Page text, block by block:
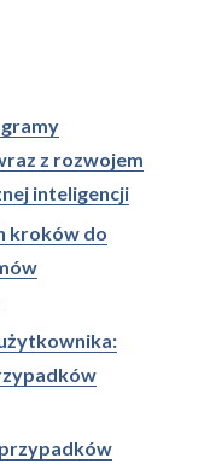
z rozwojem
inteligencji
kroków do